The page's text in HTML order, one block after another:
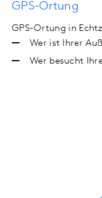
GPS-Ortung
GPS-Ortung in
Wer ist Ihrer
Wer besucht